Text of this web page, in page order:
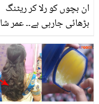
ان بچوں کو رلا کر ریٹنگ
بڑھائی جارہی ہے۔۔ عمر
کی تقریب میں شرکت،
سوشل میڈیا پر تنقید کا
طوفان